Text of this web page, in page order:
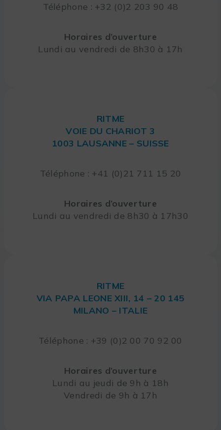
Téléphone : +32 (0)2 203 90 48
Horaires d’ouverture
Lundi au vendredi de 8h30 à 17h
RITME
VOIE DU CHARIOT 3
1003 LAUSANNE – SUISSE
Téléphone : +41 (0)21 711 15 20
Horaires d’ouverture
Lundi au vendredi de 8h30 à 17h30
RITME
VIA PAPA LEONE XIII, 14 – 20 145
MILANO – ITALIE
Téléphone : +39 (0)2 00 70 92 00
Horaires d’ouverture
Lundi au jeudi de 9h à 18h
Vendredi de 9h à 17h